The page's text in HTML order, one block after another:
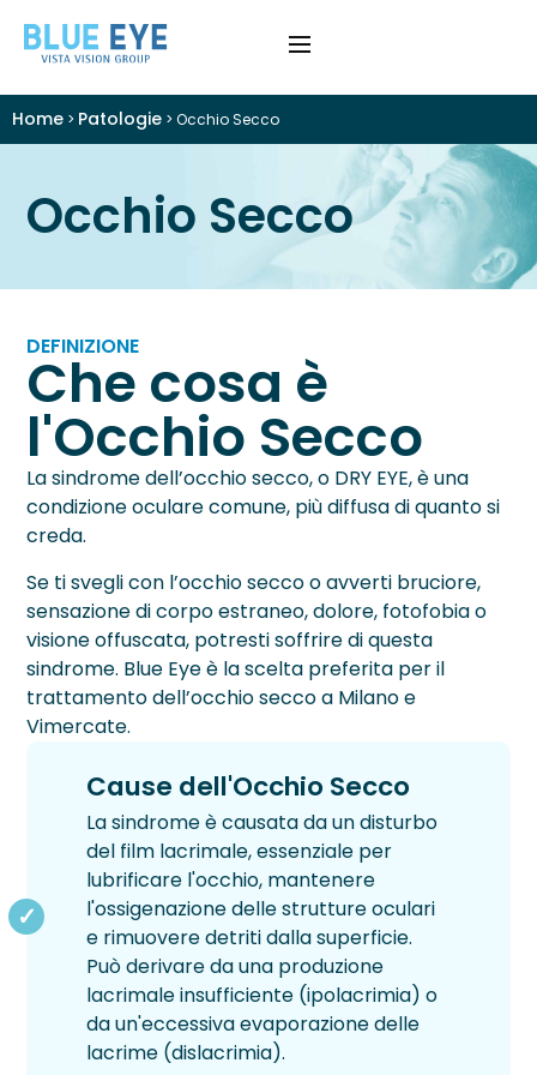
Home > Patologie > Occhio Secco
Occhio Secco
DEFINIZIONE
Che cosa è
l'Occhio Secco
La sindrome dell’occhio secco, o DRY EYE, è una
condizione oculare comune, più diffusa di quanto si
creda.
Se ti svegli con l’occhio secco o avverti bruciore,
sensazione di corpo estraneo, dolore, fotofobia o
visione offuscata, potresti soffrire di questa
sindrome. Blue Eye è la scelta preferita per il
trattamento dell’occhio secco a Milano e
Vimercate.
Cause dell'Occhio Secco
La sindrome è causata da un disturbo
del film lacrimale, essenziale per
lubrificare l'occhio, mantenere
l'ossigenazione delle strutture oculari
e rimuovere detriti dalla superficie.
Può derivare da una produzione
lacrimale insufficiente (ipolacrimia) o
da un'eccessiva evaporazione delle
lacrime (dislacrimia).
Difetti Visivi ›
Cataratta ›
›
Trattamenti
Visite e Diagnostica
Chi Siamo
Colloquio Informativo
Blog
Testimonianze
DIFETTI VISIVI
Miopia
Presbiopia
CATARATTA
PATOLOGIE
Cheratocono
Fotopsie
Glaucoma
Inestetismi Palpebrali ›
INESTETISMI PALPEBRALI
Trichiasi
RETINOPATIE
Retinopatia Sclerotica
Distacco di Retina
DMS
Foro Maculare
TRATTAMENTI
Chirurgia Refrattiva
Chirurgia segmento anteriore
Laser Ambulatoriale
Chirurgia Segmento Posteriore dell’Occhio
CHIRURGIA CORNEALE
Trapianto di Cornea
CHIRURGIA REFRATTIVA
Lensectomia
Lente Intraoculare Fachica
PRK Transepiteliale
PRK
CHIRURGIA SEGMENTO ANTERIORE
LASER AMBULATORIALE
Laser 2RT
YAG Laser
Laser DSLT ALCON
Fotobiomodulazione LM®LLLT e luce pulsata
IPL
SEGMENTO POSTERIORE DELL'OCCHIO
VISITE E DIAGNOSTICA
Biomicroscopia Endoteliale
Biometria
Campo Visivo Computerizzato
Fluorangiografia
CHI SIAMO
Medici
Staff
Convenzioni
Finanziamenti